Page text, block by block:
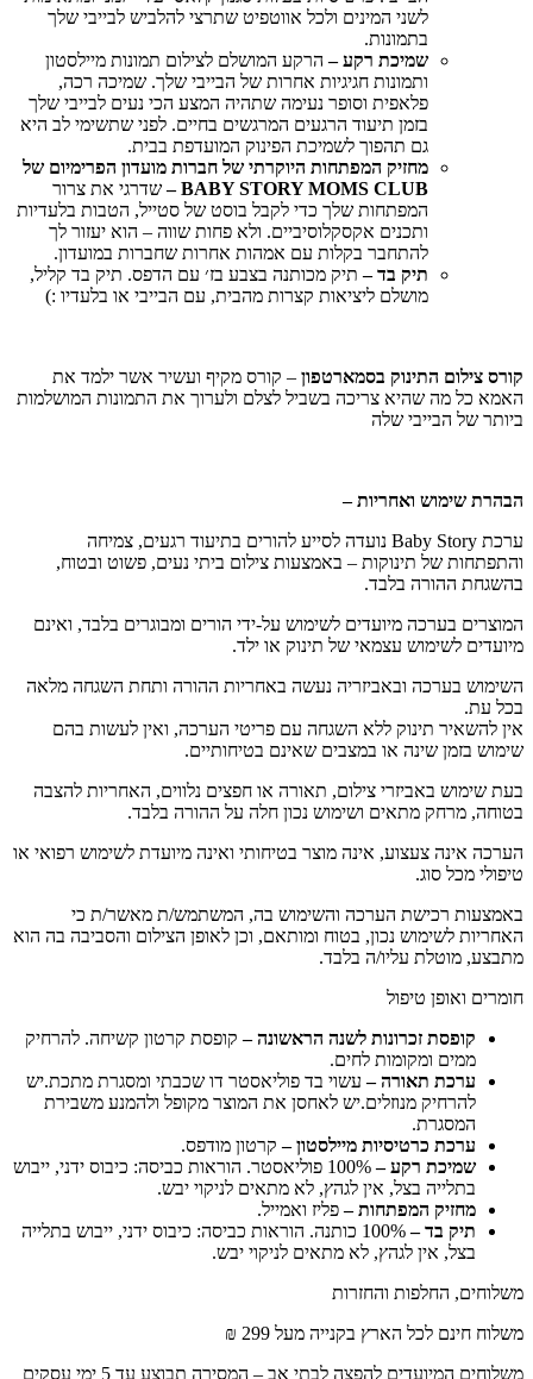
לשני המינים ולכל אווטפיט שתרצי להלביש לבייבי שלך
בתמונות.
שמיכת רקע – הרקע המושלם לצילום תמונות מיילסטון
ותמונות חגיגיות אחרות של הבייבי שלך. שמיכה רכה,
פלאפית וסופר נעימה שתהיה המצע הכי נעים לבייבי שלך
בזמן תיעוד הרגעים המרגשים בחיים. לפני שתשימי לב היא
גם תהפוך לשמיכת הפינוק המועדפת בבית.
מחזיק המפתחות היוקרתי של חברות מועדון הפרימיום של
BABY STORY MOMS CLUB –
שדרגי את צרור
המפתחות שלך כדי לקבל בוסט של סטייל, הטבות בלעדיות
ותכנים אקסקלוסיביים. ולא פחות שווה – הוא יעזור לך
להתחבר בקלות עם אמהות אחרות שחברות במועדון.
תיק בד –תיק מכותנה בצבע בז׳ עם הדפס. תיק בד קליל,
מושלם ליציאות קצרות מהבית, עם הבייבי או בלעדיו :)
קורס צילום התינוק בסמארטפון – קורס מקיף ועשיר אשר ילמד את
האמא כל מה שהיא צריכה בשביל לצלם ולערוך את התמונות המושלמות
ביותר של הבייבי שלה
הבהרת שימוש ואחריות –
ערכת Baby Story נועדה לסייע להורים בתיעוד רגעים, צמיחה
והתפתחות של תינוקות – באמצעות צילום ביתי נעים, פשוט ובטוח,
בהשגחת ההורה בלבד.
המוצרים בערכה מיועדים לשימוש על-ידי הורים ומבוגרים בלבד, ואינם
מיועדים לשימוש עצמאי של תינוק או ילד.
השימוש בערכה ובאביזריה נעשה באחריות ההורה ותחת השגחה מלאה
בכל עת.
אין להשאיר תינוק ללא השגחה עם פריטי הערכה, ואין לעשות בהם
שימוש בזמן שינה או במצבים שאינם בטיחותיים.
בעת שימוש באביזרי צילום, תאורה או חפצים נלווים, האחריות להצבה
בטוחה, מרחק מתאים ושימוש נכון חלה על ההורה בלבד.
הערכה אינה צעצוע, אינה מוצר בטיחותי ואינה מיועדת לשימוש רפואי או
טיפולי מכל סוג.
באמצעות רכישת הערכה והשימוש בה, המשתמש/ת מאשר/ת כי
האחריות לשימוש נכון, בטוח ומותאם, וכן לאופן הצילום והסביבה בה הוא
מתבצע, מוטלת עליו/ה בלבד.
חומרים ואופן טיפול
קופסת זכרונות לשנה הראשונה – קופסת קרטון קשיחה. להרחיק
ממים ומקומות לחים.
ערכת תאורה – עשוי בד פוליאסטר דו שכבתי ומסגרת מתכת.יש
להרחיק מנוזלים.יש לאחסן את המוצר מקופל ולהמנע משבירת
המסגרת.
ערכת כרטיסיות מיילסטון – קרטון מודפס.
שמיכת רקע –100% פוליאסטר.
הוראות כביסה: כיבוס ידני, ייבוש
בתלייה בצל, אין לגהץ, לא מתאים לניקוי יבש.
מחזיק המפתחות –פליז ואמייל.
תיק בד –100% כותנה.
הוראות כביסה: כיבוס ידני, ייבוש בתלייה
בצל, אין לגהץ, לא מתאים לניקוי יבש.
משלוחים, החלפות והחזרות
משלוח חינם לכל הארץ בקנייה מעל 299 ₪
משלוחים המיועדים להפצה לבתי אב – המסירה תבוצע עד 5 ימי עסקים